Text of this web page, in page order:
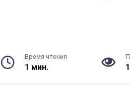
Время чтения
1 мин.